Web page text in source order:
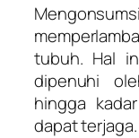
tubuh. Hal
dipenuhi
hingga
dapat terjaga.